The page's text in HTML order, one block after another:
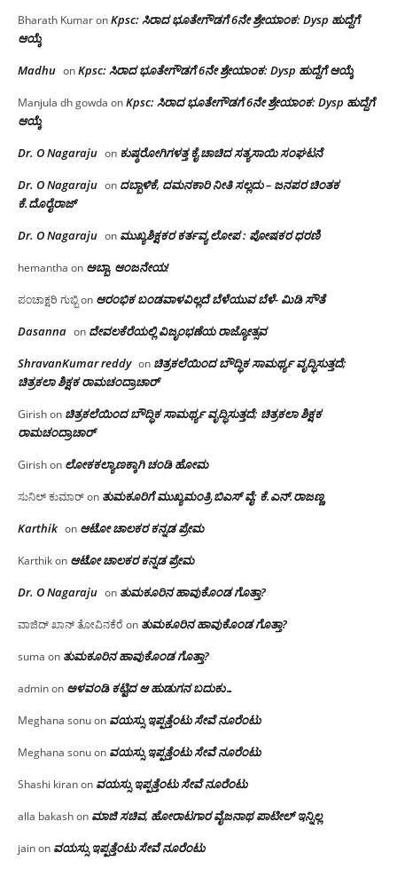
Bharath KumaronKpsc: ಸಿರಾದ ಭೂತೇಗೌಡಗೆ 6ನೇ ಶ್ರೇಯಾಂಕ: Dysp ಹುದ್ದೆಗೆ
ಆಯ್ಕೆ
Madhu onKpsc: ಸಿರಾದ ಭೂತೇಗೌಡಗೆ 6ನೇ ಶ್ರೇಯಾಂಕ: Dysp ಹುದ್ದೆಗೆ ಆಯ್ಕೆ
Manjula dh gowda onKpsc: ಸಿರಾದ ಭೂತೇಗೌಡಗೆ 6ನೇ ಶ್ರೇಯಾಂಕ: Dysp ಹುದ್ದೆಗೆ
ಆಯ್ಕೆ
Dr. O Nagaraju on ಕುಷ್ಠರೋಗಿಗಳತ್ತ ಕೈ ಚಾಚಿದ ಸತ್ಯಸಾಯಿ ಸಂಘಟನೆ
Dr. O Nagaraju on ದಬ್ಬಾಳಿಕೆ, ದಮನಕಾರಿ ನೀತಿ ಸಲ್ಲದು – ಜನಪರ ಚಿಂತಕ
ಕೆ.ದೊರೈರಾಜ್
Dr. O Nagaraju on ಮುಖ್ಯಶಿಕ್ಷಕರ ಕರ್ತವ್ಯ ಲೋಪ : ಪೋಷಕರ ಧರಣಿ
hemantha on ಅಬ್ಬಾ, ಆಂಜನೇಯ!
ಪಂಚಾಕ್ಷರಿ ಗುಬ್ಬಿon ಆರಂಭಿಕ ಬಂಡವಾಳವಿಲ್ಲದೆ ಬೆಳೆಯುವ ಬೆಳೆ- ಮಿಡಿ ಸೌತೆ
Dasanna on ದೇವಲಕೆರೆಯಲ್ಲಿ ವಿಜೃಂಭಣೆಯ ರಾಜ್ಯೋತ್ಸವ
ShravanKumar reddy on ಚಿತ್ರಕಲೆಯಿಂದ ಬೌದ್ಧಿಕ ಸಾಮರ್ಥ್ಯ ವೃದ್ಧಿಸುತ್ತದೆ;
ಚಿತ್ರಕಲಾ ಶಿಕ್ಷಕ ರಾಮಚಂದ್ರಾಚಾರ್
Girishon ಚಿತ್ರಕಲೆಯಿಂದ ಬೌದ್ಧಿಕ ಸಾಮರ್ಥ್ಯ ವೃದ್ಧಿಸುತ್ತದೆ; ಚಿತ್ರಕಲಾ ಶಿಕ್ಷಕ
ರಾಮಚಂದ್ರಾಚಾರ್
Girishon ಲೋಕಕಲ್ಯಾಣಕ್ಕಾಗಿ ಚಂಡಿ ಹೋಮ
ಸುನಿಲ್ ಕುಮಾರ್on ತುಮಕೂರಿಗೆ ಮುಖ್ಯಮಂತ್ರಿ ಬಿಎಸ್ ವೈ: ಕೆ.ಎನ್.ರಾಜಣ್ಣ
Karthik on ಆಟೋ ಚಾಲಕರ ಕನ್ನಡ ಪ್ರೇಮ
Karthikon ಆಟೋ ಚಾಲಕರ ಕನ್ನಡ ಪ್ರೇಮ
Dr. O Nagaraju on ತುಮಕೂರಿನ ಹಾವುಕೊಂಡ ಗೊತ್ತಾ?
ವಾಜಿದ್ ಖಾನ್ ತೋವಿನಕೆರೆ on ತುಮಕೂರಿನ ಹಾವುಕೊಂಡ ಗೊತ್ತಾ?
suma on ತುಮಕೂರಿನ ಹಾವುಕೊಂಡ ಗೊತ್ತಾ?
adminon ಅಳವಂಡಿ ಕಟ್ಟಿದ ಆ ಹುಡುಗನ ಬದುಕು…
Meghana sonuon ವಯಸ್ಸು ಇಪ್ಪತ್ತೆಂಟು ಸೇವೆ ನೂರೆಂಟು
Meghana sonuon ವಯಸ್ಸು ಇಪ್ಪತ್ತೆಂಟು ಸೇವೆ ನೂರೆಂಟು
Shashi kiranon ವಯಸ್ಸು ಇಪ್ಪತ್ತೆಂಟು ಸೇವೆ ನೂರೆಂಟು
alla bakashon ಮಾಜಿ ಸಚಿವ, ಹೋರಾಟಗಾರ ವೈಜನಾಥ ಪಾಟೀಲ್ ಇನ್ನಿಲ್ಲ
jainon ವಯಸ್ಸು ಇಪ್ಪತ್ತೆಂಟು ಸೇವೆ ನೂರೆಂಟು